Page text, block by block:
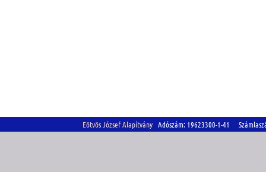
Eötvös József Alapítvány Adószám: 19623300-1-41